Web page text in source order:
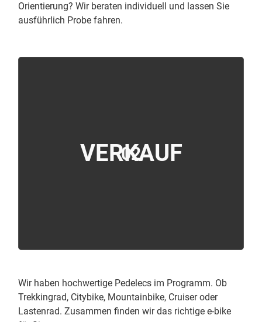
Orientierung? Wir beraten individuell und lassen Sie
ausführlich Probe fahren.
02
VERKAUF
Wir haben hochwertige Pedelecs im Programm. Ob
Trekkingrad, Citybike, Mountainbike, Cruiser oder
Lastenrad. Zusammen finden wir das richtige e-bike